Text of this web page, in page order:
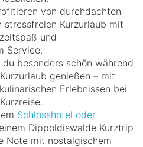
von durchdachten
stressfreien Kurzurlaub mit
und
Service.
besonders schön während
genießen – mit
Erlebnissen bei
Schlosshotel oder
Dippoldiswalde Kurztrip
Note mit nostalgischem